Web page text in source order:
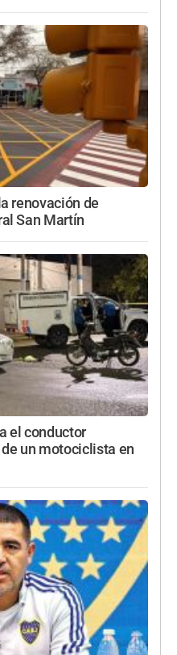
renovación de
San Martín
el conductor
un motociclista en